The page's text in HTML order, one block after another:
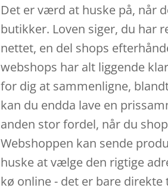
Det er værd at huske på, når
butikker. Loven siger, du har
nettet, en del shops
webshops har alt liggende
for dig at sammenligne,
kan du endda lave en
anden stor fordel, når du
Webshoppen kan sende
huske at vælge den rigtige
kø online - det er bare direkte